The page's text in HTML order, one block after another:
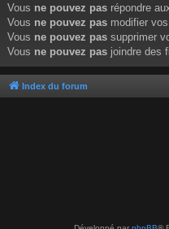
Vous ne pouvez pas répondre
Vous ne pouvez pas modifier
Vous ne pouvez pas supprimer
Vous ne pouvez pas joindre des
Index du forum